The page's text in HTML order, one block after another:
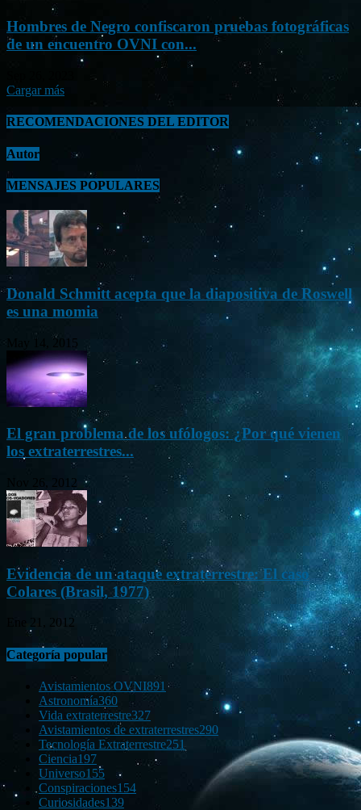
Hombres de Negro confiscaron pruebas fotográficas
de un encuentro OVNI con...
Cargar más
RECOMENDACIONES DEL EDITOR
Autor
MENSAJES POPULARES
Donald Schmitt acepta que la diapositiva de Roswell
es una momia
May 14, 2015
El gran problema de los ufólogos: ¿Por qué vienen
los extraterrestres...
Nov 26, 2012
Evidencia de un ataque extraterrestre: El caso
Colares (Brasil, 1977)
Ene 21, 2012
Categoría popular
Avistamientos OVNI891
Astronomía360
Vida extraterrestre327
Avistamientos de extraterrestres290
Tecnología Extraterrestre251
Ciencia197
Universo155
Conspiraciones154
Curiosidades139